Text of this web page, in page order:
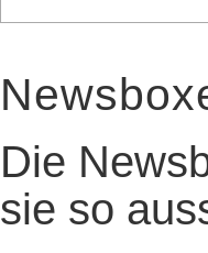
Die
sie so